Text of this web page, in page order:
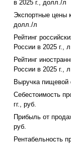
в 2025 г., долл./л
Экспортные цены
долл./л
Рейтинг
России в 2025 г., л
Рейтинг
России в 2025 г., л
Выручка пищевой
Себестоимость
гг., руб.
Прибыль от
руб.
Рентабельность